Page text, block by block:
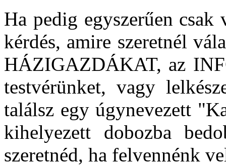
Ha pedig egyszerűen csak
kérdés, amire szeretnél
HÁZIGAZDÁKAT, az
testvérünket, vagy
találsz egy úgynevezett
kihelyezett dobozba
szeretnéd, ha felvennénk